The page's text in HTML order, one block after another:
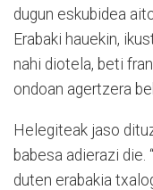
dugun eskubidea
Erabaki hauekin,
nahi diotela, beti
ondoan agertzera
Helegiteak jaso
babesa adierazi die.
duten erabakia